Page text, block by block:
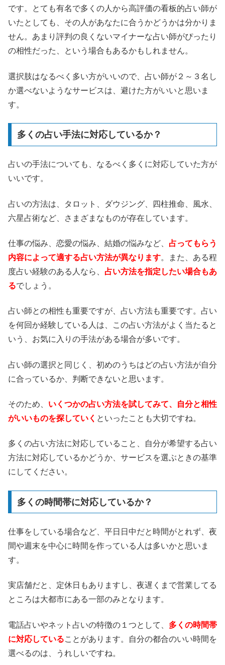
です。とても有名で多くの人から高評価の看板的占い師が
いたとしても、その人があなたに合うかどうかは分かりま
せん。あまり評判の良くないマイナーな占い師がぴったり
の相性だった、という場合もあるかもしれません。
選択肢はなるべく多い方がいいので、占い師が２～３名し
か選べないようなサービスは、避けた方がいいと思いま
す。
多くの占い手法に対応しているか？
占いの手法についても、なるべく多くに対応していた方が
いいです。
占いの方法は、タロット、ダウジング、四柱推命、風水、
六星占術など、さまざまなものが存在しています。
仕事の悩み、恋愛の悩み、結婚の悩みなど、 占ってもらう
内容によって適する占い方法が異なります。また、ある程
度占い経験のある人なら、 占い方法を指定したい場合もあ
るでしょう。
占い師との相性も重要ですが、占い方法も重要です。占い
を何回か経験している人は、この占い方法がよく当たると
いう、お気に入りの手法がある場合が多いです。
占い師の選択と同じく、初めのうちはどの占い方法が自分
に合っているか、判断できないと思います。
そのため、 いくつかの占い方法を試してみて、自分と相性
がいいものを探していく といったことも大切ですね。
多くの占い方法に対応していること、自分が希望する占い
方法に対応しているかどうか、サービスを選ぶときの基準
にしてください。
多くの時間帯に対応しているか？
仕事をしている場合など、平日日中だと時間がとれず、夜
間や週末を中心に時間を作っている人は多いかと思いま
す。
実店舗だと、定休日もありますし、夜遅くまで営業してる
ところは大都市にある一部のみとなります。
電話占いやネット占いの特徴の１つとして、 多くの時間帯
に対応していることがあります。自分の都合のいい時間を
選べるのは、うれしいですね。